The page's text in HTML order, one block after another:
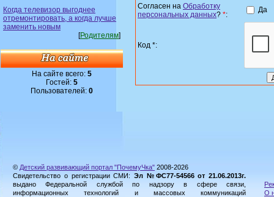
Когда телевизор выгоднее
отремонтировать, а когда лучше
заменить новым
[Родителям]
На сайте всего: 5
Гостей: 5
Пользователей: 0
Согласен на Обработку
персональных данных? *:
Да
Код *:
© Детский развивающий портал "ПочемуЧка" 2008-2026
Свидетельство о регистрации СМИ: Эл №ФС77-54566 от 21.06.2013г.
выдано Федеральной службой по надзору в сфере связи,
информационных технологий и массовых коммуникаций
О